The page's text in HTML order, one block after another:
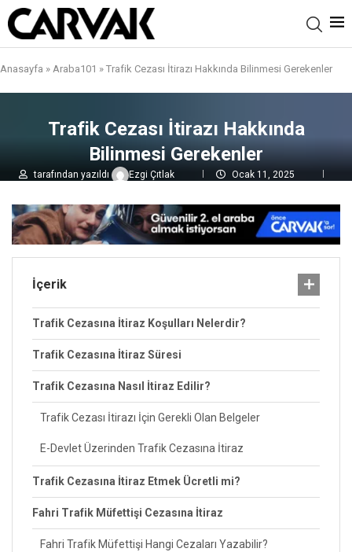
Anasayfa » Araba101 » Trafik Cezası İtirazı Hakkında Bilinmesi Gerekenler
Trafik Cezası İtirazı Hakkında
Bilinmesi Gerekenler
tarafından yazıldı Ezgi Çıtlak
Ocak 11, 2025
İçerik
Trafik Cezasına İtiraz Koşulları Nelerdir?
Trafik Cezasına İtiraz Süresi
Trafik Cezasına Nasıl İtiraz Edilir?
Trafik Cezası İtirazı İçin Gerekli Olan Belgeler
E-Devlet Üzerinden Trafik Cezasına İtiraz
Trafik Cezasına İtiraz Etmek Ücretli mi?
Fahri Trafik Müfettişi Cezasına İtiraz
Fahri Trafik Müfettişi Hangi Cezaları Yazabilir?